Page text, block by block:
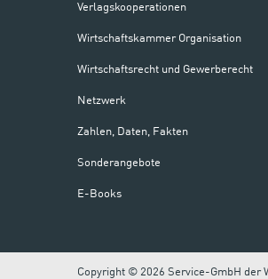
Verlagskooperationen
Wirtschaftskammer Organisation
Wirtschaftsrecht und Gewerberecht
Netzwerk
Zahlen, Daten, Fakten
Sonderangebote
E-Books
Copyright © 2026 Service-GmbH der